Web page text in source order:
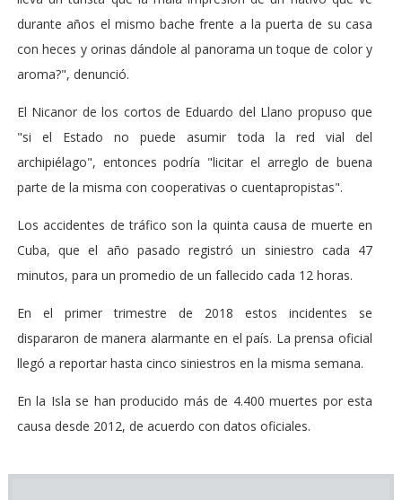
durante años el mismo bache frente a la puerta de su casa
con heces y orinas dándole al panorama un toque de color y
aroma?", denunció.
El Nicanor de los cortos de Eduardo del Llano propuso que
"si el Estado no puede asumir toda la red vial del
archipiélago", entonces podría "licitar el arreglo de buena
parte de la misma con cooperativas o cuentapropistas".
Los accidentes de tráfico son la quinta causa de muerte en
Cuba, que el año pasado registró un siniestro cada 47
minutos, para un promedio de un fallecido cada 12 horas.
En el primer trimestre de 2018 estos incidentes se
dispararon de manera alarmante en el país. La prensa oficial
llegó a reportar hasta cinco siniestros en la misma semana.
En la Isla se han producido más de 4.400 muertes por esta
causa desde 2012, de acuerdo con datos oficiales.